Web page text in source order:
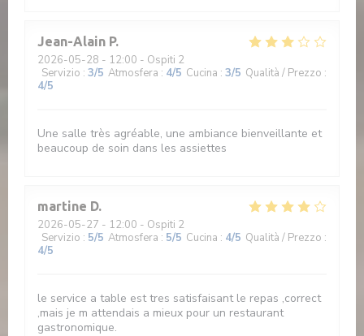
Jean-Alain P
2026-05-28 - 12:00 - Ospiti 2
Servizio : 3/5 Atmosfera : 4/5 Cucina : 3/5 Qualità / Prezzo :
4/5
Une salle très agréable, une ambiance bienveillante et
beaucoup de soin dans les assiettes
martine D
2026-05-27 - 12:00 - Ospiti 2
Servizio : 5/5 Atmosfera : 5/5 Cucina : 4/5 Qualità / Prezzo :
4/5
le service a table est tres satisfaisant le repas ,correct
,mais je m attendais a mieux pour un restaurant
gastronomique.